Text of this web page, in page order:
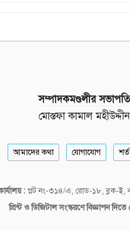
সম্পাদকমণ্ডলীর সভাপতি
মোস্তফা কামাল মহীউদ্দীন
আমাদের কথা যোগাযোগ
: প্লট নং-৩১৪/এ, রোড-১৮, ব্লক-
প্রিন্ট ও ডিজিটালসংস্করণে বিজ্ঞাপন